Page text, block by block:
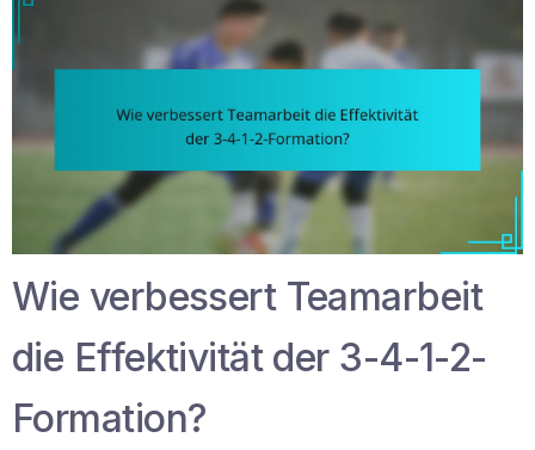
Wie verbessert Teamarbeit
die Effektivität der 3-4-1-2-
Formation?